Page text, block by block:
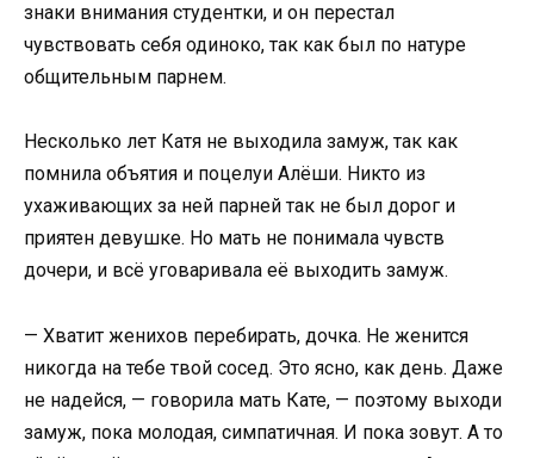
знаки внимания студентки, и он перестал
чувствовать себя одиноко, так как был по натуре
общительным парнем.
Несколько лет Катя не выходила замуж, так как
помнила объятия и поцелуи Алёши. Никто из
ухаживающих за ней парней так не был дорог и
приятен девушке. Но мать не понимала чувств
дочери, и всё уговаривала её выходить замуж.
— Хватит женихов перебирать, дочка. Не женится
никогда на тебе твой сосед. Это ясно, как день. Даже
не надейся, — говорила мать Кате, — поэтому выходи
замуж, пока молодая, симпатичная. И пока зовут. А то